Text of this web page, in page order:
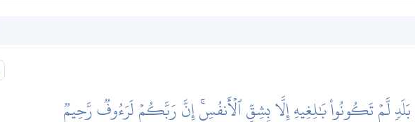
لَّمۡ تَكُونُواْ بَٰلِغِيهِ إِلَّا بِشِقِّ ٱلۡأَنفُسِۚ إِنَّ رَبَّكُمۡ لَرَءُوفٞ رَّحِيمٞ